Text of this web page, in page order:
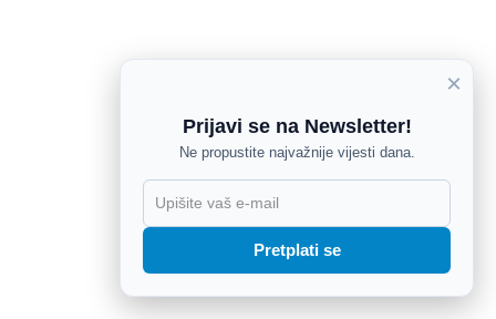
×
Prijavi se na Newsletter!
Ne propustite najvažnije vijesti dana.
Pretplati se